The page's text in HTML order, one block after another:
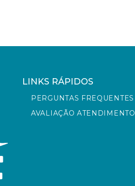
LINKS RÁPIDOS
PERGUNTAS FREQUENTES
AVALIAÇÃO ATENDIMENTO